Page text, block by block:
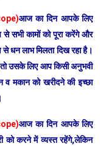
आज का दिन आपके लिए
से सभी कामों को पूरा करेंगे और
से धन लाभ मिलता दिख रहा है।
उसके लिए आप किसी अनुभवी
व मकान को खरीदने की इच्छा
आज का दिन आपके लिए
को करने में व्यस्त रहेंगे,लेकिन